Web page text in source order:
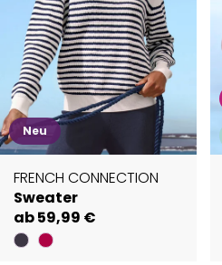
Neu
FRENCH CONNECTION
Sweater
ab 59,99 €